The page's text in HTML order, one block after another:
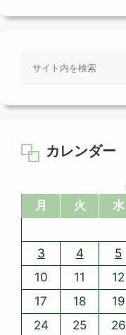
カレンダー
月
火 水
3
4 5
10
11 12
17
18 19
24
25 26